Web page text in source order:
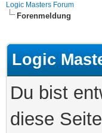
Logic Masters Forum
Forenmeldung
Logic
Du bist
diese